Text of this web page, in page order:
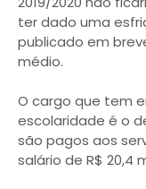
ter dado uma
publicado em
médio.
O cargo que tem
escolaridade é o
são pagos aos
salário de R$ 20,4